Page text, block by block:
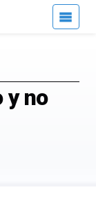
y no